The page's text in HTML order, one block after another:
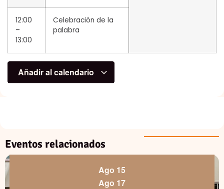
12:00
–
13:00
Celebración de la
palabra
Añadir al calendario
Eventos relacionados
Ago 15
Ago 17